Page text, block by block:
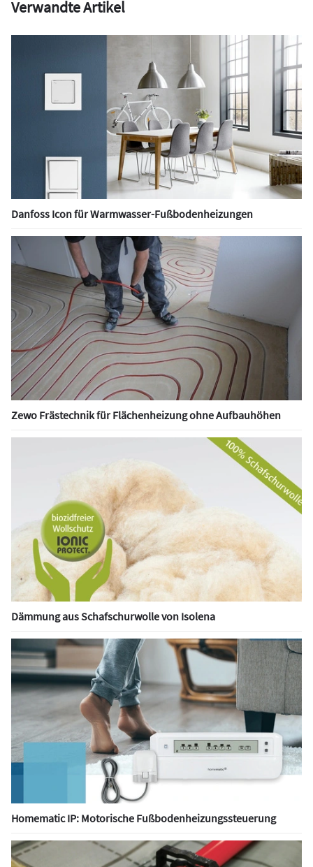
Verwandte Artikel
Danfoss Icon für Warmwasser-Fußbodenheizungen
Zewo Frästechnik für Flächenheizung ohne Aufbauhöhen
Dämmung aus Schafschurwolle von Isolena
Homematic IP: Motorische Fußbodenheizungssteuerung